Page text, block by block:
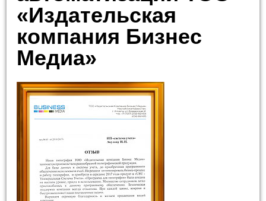
«Издательская
компания Бизнес
Медиа»